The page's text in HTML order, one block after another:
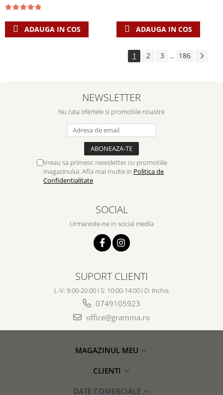
ADAUGA IN COS ADAUGA IN COS
1 2 3 ... 186
NEWSLETTER
Nu rata ofertele si promotiile noastre
Vreau sa primesc newsletter cu promotiile
magazinului. Afla mai multe in Politica de
Confidentialitate
SOCIAL
Urmareste-ne in social media
SUPORT CLIENTI
L-V: 9:00-20:00 I S: 10:00-14:00 I D: Inchis
0749105923
office@gramma.ro
MAGAZINUL MEU
CLIENTI
DATE COMERCIALE